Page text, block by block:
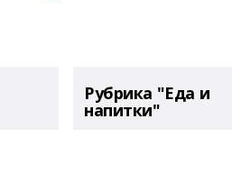
Рубрика "Еда и
напитки"